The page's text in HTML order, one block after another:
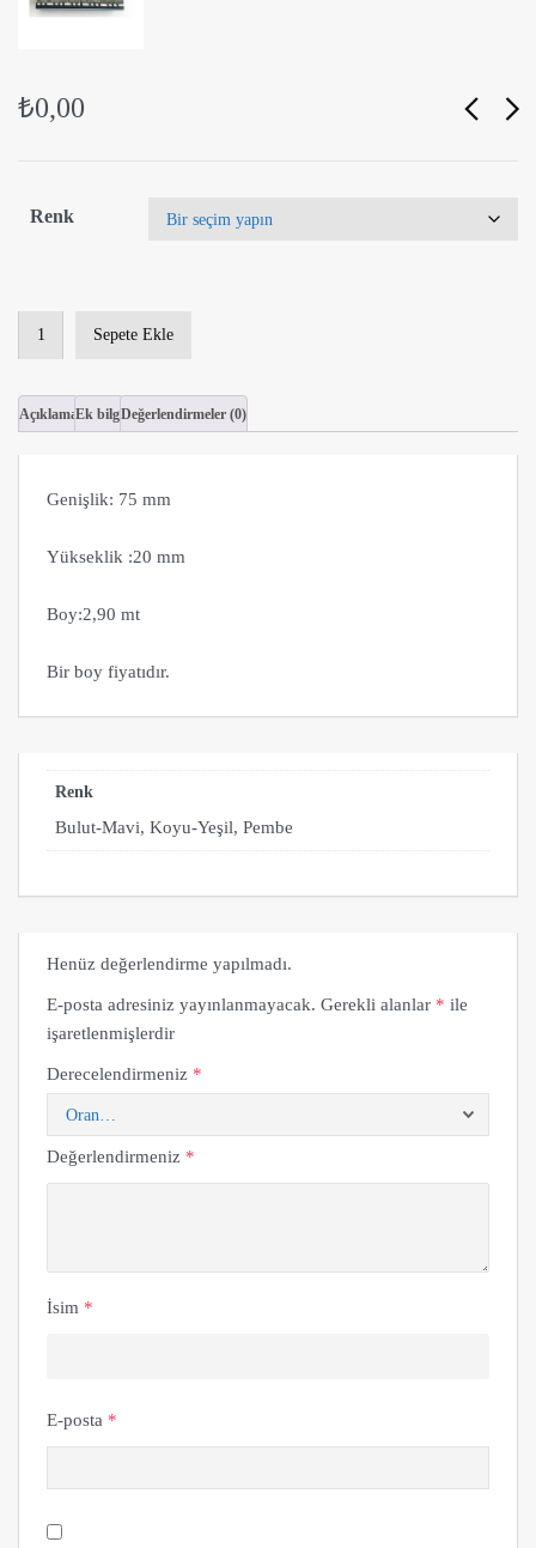
₺0,00
Renk
7111
adet
Sepete Ekle
AçıklamaEk bilgiDeğerlendirmeler (0)
Genişlik: 75 mm
Yükseklik :20 mm
Boy:2,90 mt
Bir boy fiyatıdır.
Renk
Bulut-Mavi, Koyu-Yeşil, Pembe
Henüz değerlendirme yapılmadı.
E-posta adresiniz yayınlanmayacak. Gerekli alanlar * ile
işaretlenmişlerdir
Derecelendirmeniz *
Değerlendirmeniz *
İsim *
E-posta *